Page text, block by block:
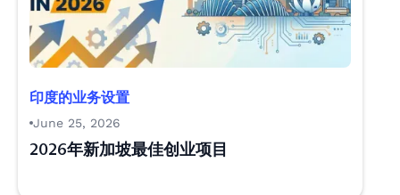
印度的业务设置
June 25, 2026
2026年新加坡最佳创业项目